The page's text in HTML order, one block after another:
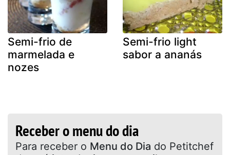
Semi-frio de
marmelada e
nozes
Semi-frio light
sabor a ananás
Receber o menu do dia
Para receber o Menu do Dia do Petitchef